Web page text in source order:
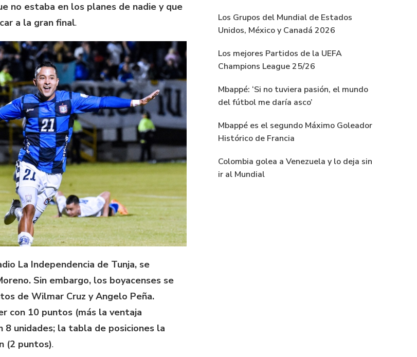
no estaba en los planes de nadie y que
a la gran final.
La Independencia de Tunja, se
Sin embargo, los boyacenses se
de Wilmar Cruz y Angelo Peña.
con 10 puntos (más la ventaja
8 unidades; la tabla de posiciones la
(2 puntos).
Los Grupos del Mundial de Estados
Unidos, México y Canadá 2026
Los mejores Partidos de la UEFA
Champions League 25/26
Mbappé: ‘Si no tuviera pasión, el mundo
del fútbol me daría asco’
Mbappé es el segundo Máximo Goleador
Histórico de Francia
Colombia golea a Venezuela y lo deja sin
ir al Mundial